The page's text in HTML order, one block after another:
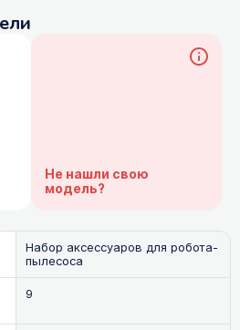
Не нашли свою
модель?
Набор аксессуаров для робота-
пылесоса
9